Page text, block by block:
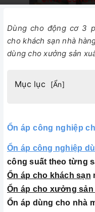
Dùng cho động cơ 3
cho khách sạn nhà
dùng cho xưởng sản
Mục lục [Ẩn]
Ổn áp công nghiệp
Ổn áp công nghiệp
công suất theo từng
Ổn áp cho khách sạn
Ổn áp cho xưởng sản
Ổn áp dùng cho nhà